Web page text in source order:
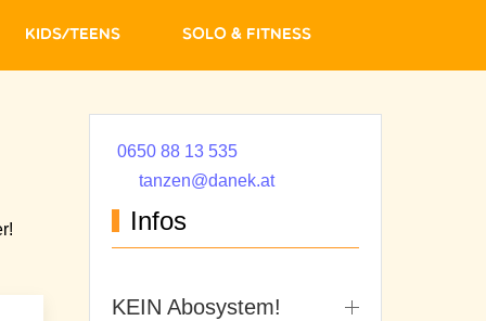
Kids/Teens Solo & Fitness
0650 88 13 535
tanzen@danek.at
Infos
KEIN Abosystem!